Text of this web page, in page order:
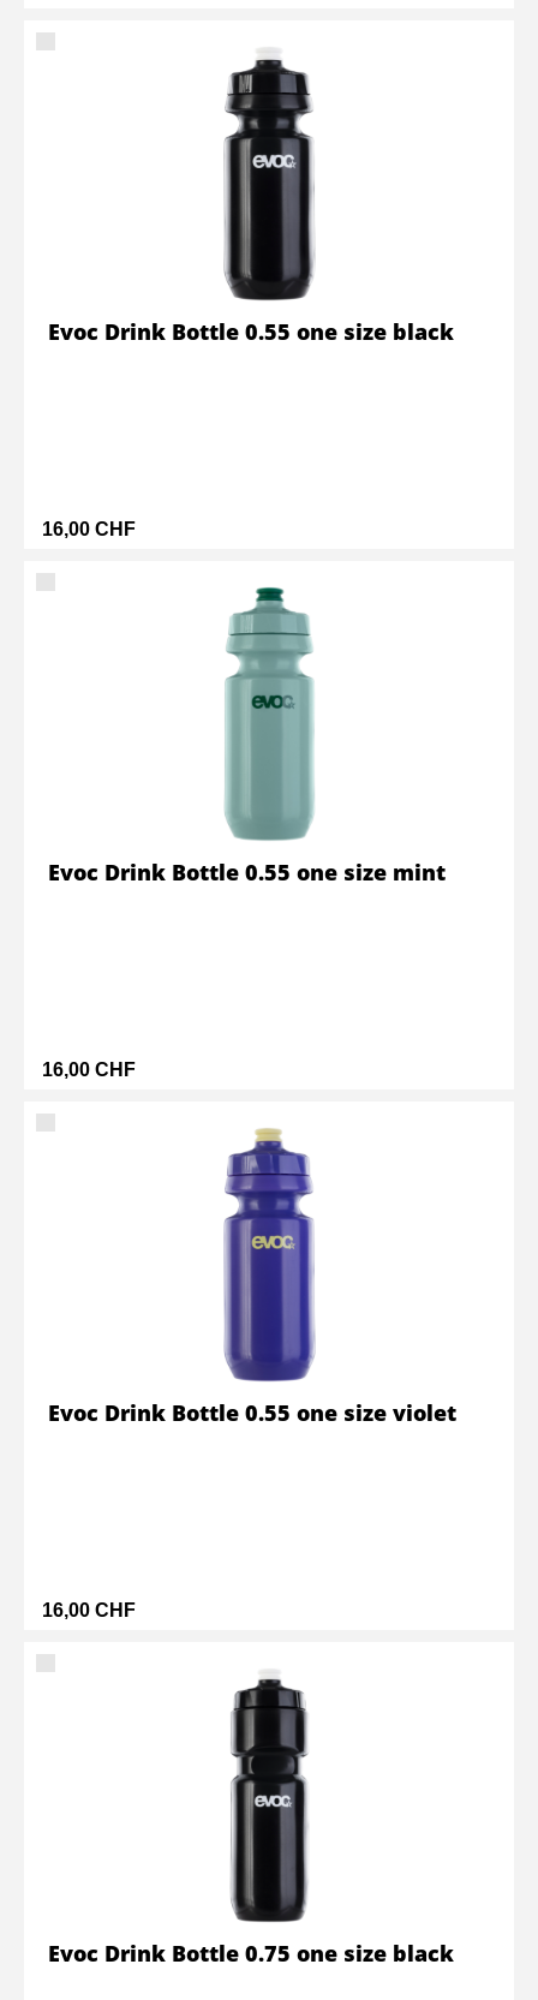
16,00 CHF
Evoc Drink Bottle 0.55 one size black
16,00 CHF
Evoc Drink Bottle 0.55 one size mint
16,00 CHF
Evoc Drink Bottle 0.55 one size violet
Evoc Drink Bottle 0.75 one size black